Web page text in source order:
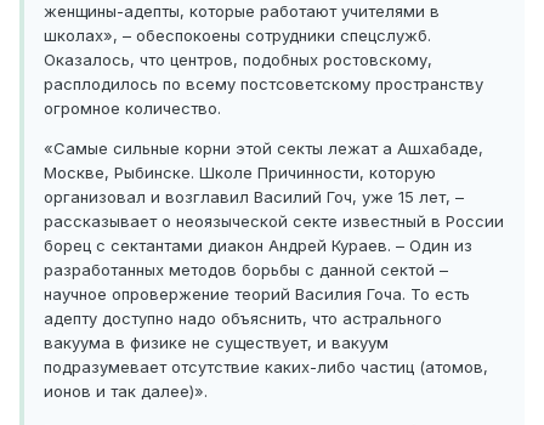
женщины-адепты, которые работают учителями в
школах», – обеспокоены сотрудники спецслужб.
Оказалось, что центров, подобных ростовскому,
расплодилось по всему постсоветскому пространству
огромное количество.
«Самые сильные корни этой секты лежат а Ашхабаде,
Москве, Рыбинске. Школе Причинности, которую
организовал и возглавил Василий Гоч, уже 15 лет, –
рассказывает о неоязыческой секте известный в России
борец с сектантами диакон Андрей Кураев. – Один из
разработанных методов борьбы с данной сектой –
научное опровержение теорий Василия Гоча. То есть
адепту доступно надо объяснить, что астрального
вакуума в физике не существует, и вакуум
подразумевает отсутствие каких-либо частиц (атомов,
ионов и так далее)».